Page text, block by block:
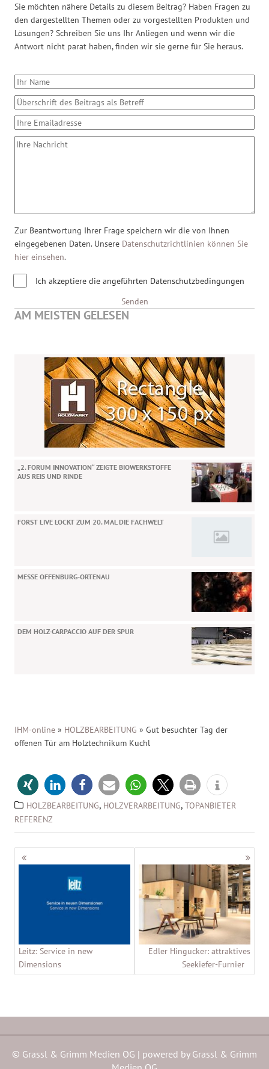
Sie möchten nähere Details zu diesem Beitrag? Haben Fragen zu
den dargestellten Themen oder zu vorgestellten Produkten und
Lösungen? Schreiben Sie uns Ihr Anliegen und wenn wir die
Antwort nicht parat haben, finden wir sie gerne für Sie heraus.
Zur Beantwortung Ihrer Frage speichern wir die von Ihnen
eingegebenen Daten. Unsere Datenschutzrichtlinien können Sie
hier einsehen.
Ich akzeptiere die angeführten Datenschutzbedingungen
Senden
AM MEISTEN GELESEN
„2. FORUM INNOVATION“ ZEIGTE BIOWERKSTOFFE
AUS REIS UND RINDE
FORST LIVE LOCKT ZUM 20. MAL DIE FACHWELT
MESSE OFFENBURG-ORTENAU
DEM HOLZ-CARPACCIO AUF DER SPUR
IHM-online » HOLZBEARBEITUNG »Gut besuchter Tag der
offenen Tür am Holztechnikum Kuchl
HOLZBEARBEITUNG, HOLZVERARBEITUNG,TOPANBIETER
REFERENZ
Beitragsnavigation
Leitz: Service in new
Dimensions
Edler Hingucker: attraktives
Seekiefer-Furnier
© Grassl & Grimm Medien OG | powered by Grassl & Grimm